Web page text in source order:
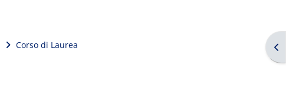
Corso di Laurea